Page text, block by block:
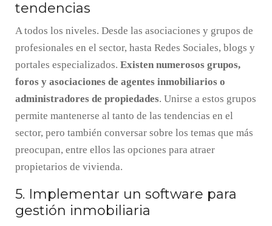
tendencias
A todos los niveles. Desde las asociaciones y grupos de
profesionales en el sector, hasta Redes Sociales, blogs y
portales especializados. Existen numerosos grupos,
foros y asociaciones de agentes inmobiliarios o
administradores de propiedades. Unirse a estos grupos
permite mantenerse al tanto de las tendencias en el
sector, pero también conversar sobre los temas que más
preocupan, entre ellos las opciones para atraer
propietarios de vivienda.
5. Implementar un software para
gestión inmobiliaria